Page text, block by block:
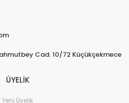
Cad. 10/72 Küçükçekmece
ÜYELİK
Yeni Üyelik